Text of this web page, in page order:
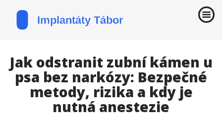
Jak odstranit zubní kámen u
psa bez narkózy: Bezpečné
metody, rizika a kdy je
nutná anestezie